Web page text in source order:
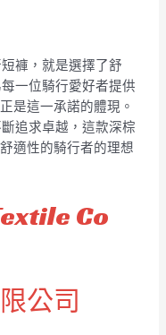
褲，就是選擇了舒
一位騎行愛好者提供
是這一承諾的體現。
追求卓越，這款深棕
適性的騎行者的理想
Co
公司